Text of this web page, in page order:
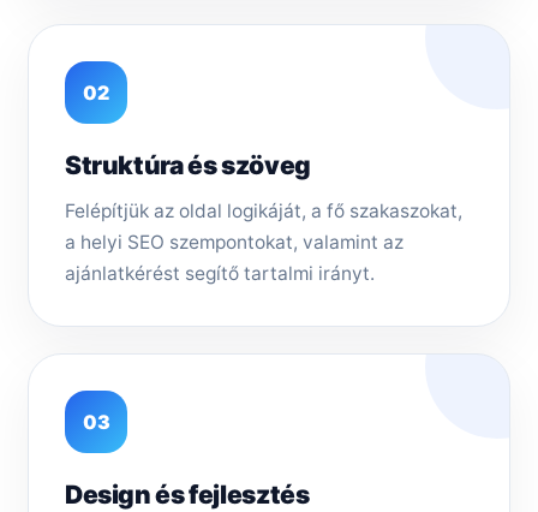
02
Struktúra és szöveg
Felépítjük az oldal logikáját, a fő szakaszokat,
a helyi SEO szempontokat, valamint az
ajánlatkérést segítő tartalmi irányt.
03
Design és fejlesztés